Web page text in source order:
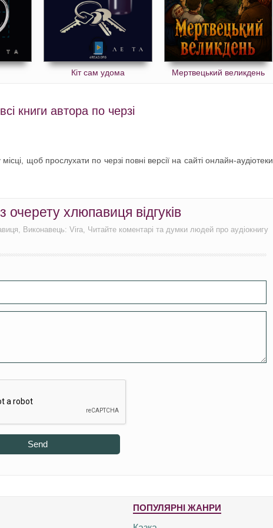
Кіт сам удома Мертвецький великдень
книги автора по черзі
щоб прослухати по черзі повні версії на сайті онлайн-аудіотеки
хлюпавиця відгуків
Виконавець: Vira, Читайте коментарі та думки людей про аудіокнигу
Send
ПОПУЛЯРНІ ЖАНРИ